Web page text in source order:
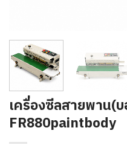
เครื่องซีลสายพาน(
FR880paintbody